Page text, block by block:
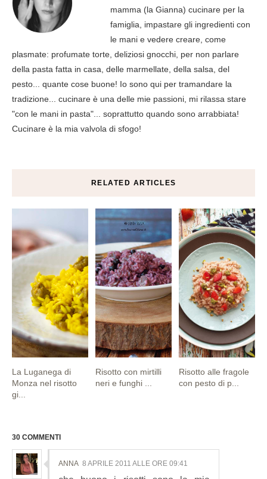
mamma (la Gianna) cucinare per la
famiglia, impastare gli ingredienti con
le mani e vedere creare, come
plasmate: profumate torte, deliziosi gnocchi, per non parlare
della pasta fatta in casa, delle marmellate, della salsa, del
pesto... quante cose buone! Io sono qui per tramandare la
tradizione... cucinare è una delle mie passioni, mi rilassa stare
"con le mani in pasta"... soprattutto quando sono arrabbiata!
Cucinare è la mia valvola di sfogo!
RELATED ARTICLES
La Luganega di
Monza nel risotto
gi...
Risotto con mirtilli
neri e funghi ...
Risotto alle fragole
con pesto di p...
30 COMMENTI
ANNA 8 APRILE 2011 ALLE ORE 09:41